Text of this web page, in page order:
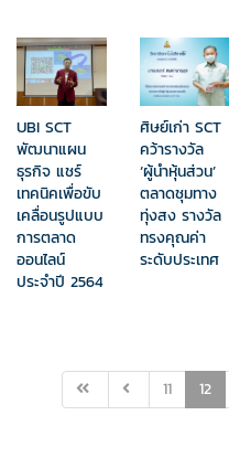
UBI SCT
พัฒนาแผน
ธุรกิจ แชร์
เทคนิคเพื่อขับ
เคลื่อนรูปแบบ
การตลาด
ออนไลน์
ประจำปี 2564
ศิษย์เก่า SCT
คว้ารางวัล
‘ผู้นำหุ้นส่วน’
ตลาดชุมทาง
ทุ่งสง รางวัล
ทรงคุณค่า
ระดับประเทศ
11 12